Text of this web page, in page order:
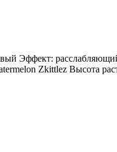
Эффект:
Zkittlez Высота